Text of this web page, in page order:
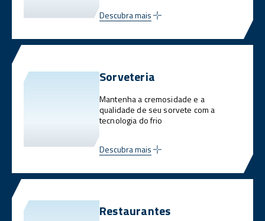
Descubra mais
Sorveteria
Mantenha a cremosidade e a
qualidade de seu sorvete com a
tecnologia do frio
Descubra mais
Restaurantes